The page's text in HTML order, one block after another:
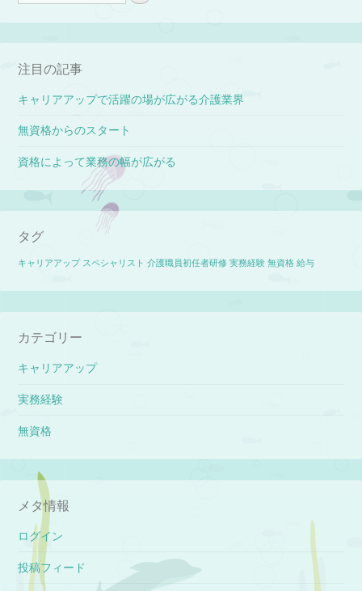
注目の記事
キャリアアップで活躍の場が広がる介護業界
無資格からのスタート
資格によって業務の幅が広がる
タグ
キャリアアップ スペシャリスト 介護職員初任者研修 実務経験 無資格 給与
カテゴリー
キャリアアップ
実務経験
無資格
メタ情報
ログイン
投稿フィード